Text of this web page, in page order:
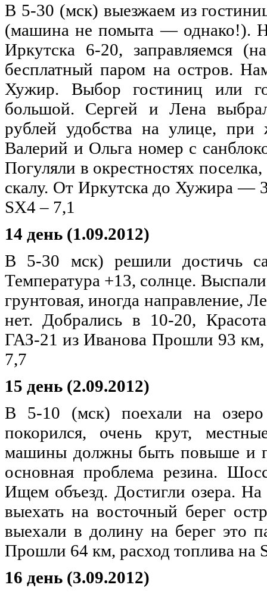
В 5-30 (мск) выезжаем из
(машина не помыта — однако!).
Иркутска 6-20, заправляемся
бесплатный паром на остров.
Хужир. Выбор гостиниц или
большой. Сергей и Лена
рублей удобства на улице, при
Валерий и Ольга номер с
Погуляли в окрестностях
скалу. От Иркутска до Хужира —
SX4 – 7,1
14 день (1.09.2012)
В 5-30 мск) решили достичь
Температура +13, солнце.
грунтовая, иногда направление,
нет. Добрались в 10-20,
ГАЗ-21 из Иванова Прошли 93 км,
7,7
15 день (2.09.2012)
В 5-10 (мск) поехали на
покорился, очень крут,
машины должны быть повыше и
основная проблема резина.
Ищем объезд. Достигли озера.
выехать на восточный берег
выехали в долину на берег это
Прошли 64 км, расход топлива на
16 день (3.09.2012)